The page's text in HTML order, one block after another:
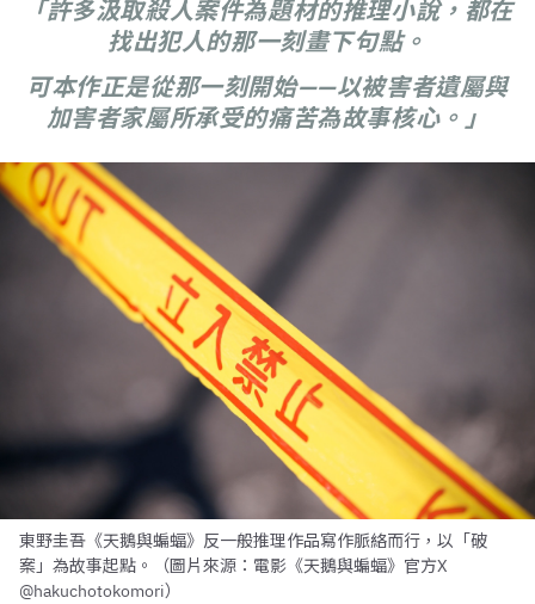
「許多汲取殺人案件為題材的推理小說，都在
找出犯人的那一刻畫下句點。
可本作正是從那一刻開始——以被害者遺屬與
加害者家屬所承受的痛苦為故事核心。」
東野圭吾《天鵝與蝙蝠》反一般推理作品寫作脈絡而行，以「破
案」為故事起點。（圖片來源：電影《天鵝與蝙蝠》官方X
@hakuchotokomori）